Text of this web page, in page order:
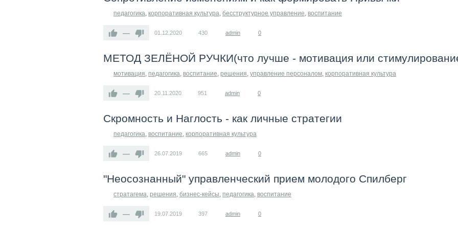
педагогика, корпоративная культура, бесструктурное управление, воспитание
— 01.12.2020 430 admin 0
МЕТОД ЗЕЛЁНОЙ РУЧКИ(что лучше - мотивация или
мотивация, педагогика, воспитание, решения, управление персоналом, корпоративная культура
— 20.11.2020 951 admin 0
Скромность и Наглость - как личные стратегии
педагогика, воспитание, корпоративная культура
— 26.07.2019 665 admin 0
"Неосознанный" управленческий прием молодого Спилберг
стратагема, решения, бизнес-кейсы, педагогика, воспитание
— 19.07.2019 397 admin 0